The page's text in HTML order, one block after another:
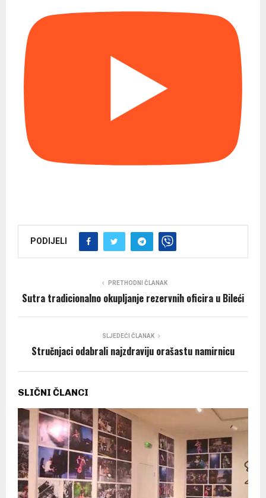
PODIJELI
PRETHODNI ČLANAK
Sutra tradicionalno okupljanje rezervnih oficira u Bileći
SLJEDEĆI ČLANAK
Stručnjaci odabrali najzdraviju orašastu namirnicu
SLIČNI ČLANCI